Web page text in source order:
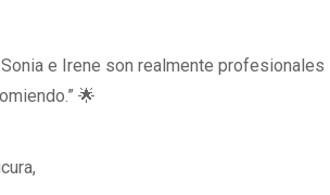
e Irene son realmente profesionales
🌟